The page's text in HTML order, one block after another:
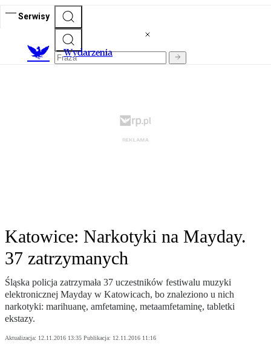
Serwisy
Wydarzenia
Katowice: Narkotyki na Mayday.
37 zatrzymanych
Śląska policja zatrzymała 37 uczestników festiwalu muzyki
elektronicznej Mayday w Katowicach, bo znaleziono u nich
narkotyki: marihuanę, amfetaminę, metaamfetaminę, tabletki
ekstazy.
Aktualizacja: 12.11.2016 13:35 Publikacja: 12.11.2016 11:16